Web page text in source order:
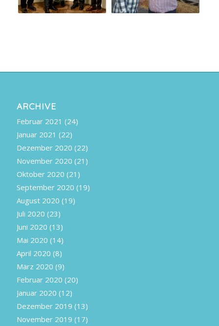
ARCHIVE
Februar 2021 (24)
Januar 2021 (22)
Dezember 2020 (22)
November 2020 (21)
Oktober 2020 (21)
September 2020 (19)
August 2020 (19)
Juli 2020 (23)
Juni 2020 (13)
Mai 2020 (14)
April 2020 (8)
März 2020 (9)
Februar 2020 (20)
Januar 2020 (12)
Dezember 2019 (13)
November 2019 (17)